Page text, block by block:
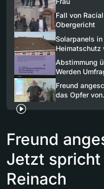
Fall von
Obergericht
Solarpanels
Abstimmung
Werden
Freund
das Opfer
Freund
Jetzt spricht
Reinach